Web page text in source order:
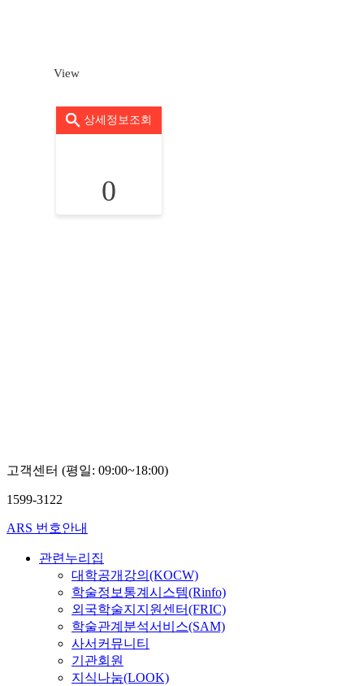
View
상세정보조회
0
고객센터 (평일: 09:00~18:00)
1599-3122
ARS 번호안내
관련누리집
대학공개강의(KOCW)
학술정보통계시스템(Rinfo)
외국학술지지원센터(FRIC)
학술관계분석서비스(SAM)
사서커뮤니티
기관회원
지식나눔(LOOK)